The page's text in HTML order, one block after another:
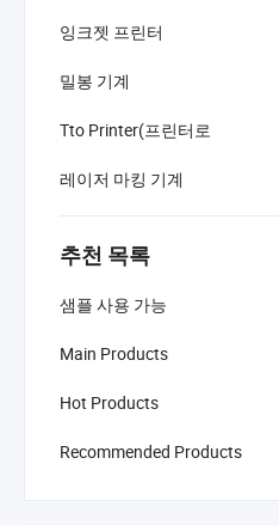
잉크젯 프린터
밀봉 기계
Tto Printer(프린터로
레이저 마킹 기계
추천 목록
샘플 사용 가능
Main Products
Hot Products
Recommended Products